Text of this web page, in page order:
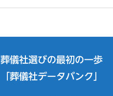
葬儀社選びの最初の一歩
「葬儀社データバンク」